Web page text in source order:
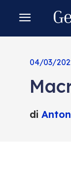
04/03/
di